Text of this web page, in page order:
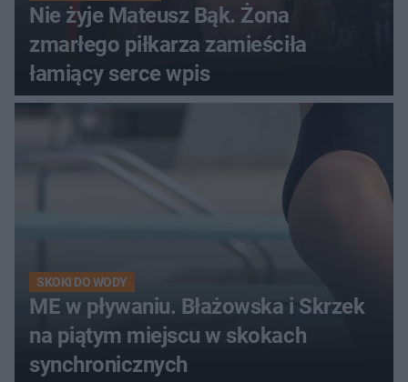
Nie żyje Mateusz Bąk. Żona
zmarłego piłkarza zamieściła
łamiący serce wpis
SKOKI DO WODY
ME w pływaniu. Błażowska i Skrzek
na piątym miejscu w skokach
synchronicznych